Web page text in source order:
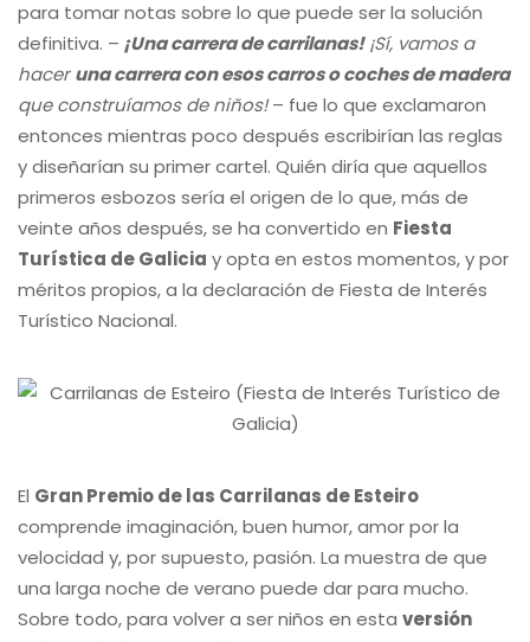
para tomar notas sobre lo que puede ser la solución
definitiva. – ¡Una carrera de carrilanas!¡Sí, vamos a
haceruna carrera con esos carros o coches de madera
que construíamos de niños!– fue lo que exclamaron
entonces mientras poco después escribirían las reglas
y diseñarían su primer cartel. Quién diría que aquellos
primeros esbozos sería el origen de lo que, más de
veinte años después, se ha convertido en Fiesta
Turística de Galicia y opta en estos momentos, y por
méritos propios, a la declaración de Fiesta de Interés
Turístico Nacional.
El Gran Premio de las Carrilanas de Esteiro
comprende imaginación, buen humor, amor por la
velocidad y, por supuesto, pasión. La muestra de que
una larga noche de verano puede dar para mucho.
Sobre todo, para volver a ser niños en esta versión